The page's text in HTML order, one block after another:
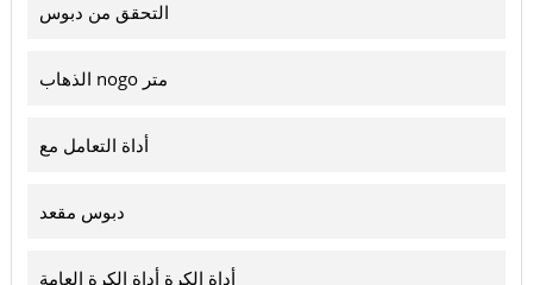
التحقق من دبوس
الذهاب nogo متر
أداة التعامل مع
دبوس مقعد
أداة الكرة أداة الكرة العامة